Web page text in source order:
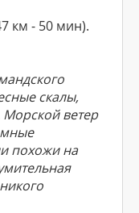
км - 50 мин).
скалы,
ветер
похожи на